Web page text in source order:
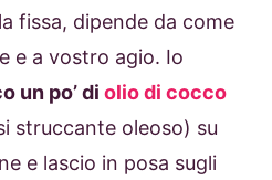
fissa, dipende da come
e a vostro agio. Io
un po’ di olio di cocco
struccante oleoso) su
e lascio in posa sugli